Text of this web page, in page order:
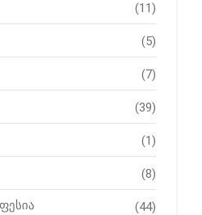
(11)
(5)
(7)
(39)
(1)
(8)
(44)